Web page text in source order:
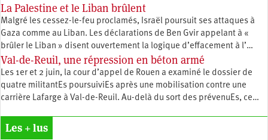
La Palestine et le Liban brûlent
Malgré les cessez-le-feu proclamés, Israël poursuit ses attaques à
Gaza comme au Liban. Les déclarations de Ben Gvir appelant à «
brûler le Liban » disent ouvertement la logique d’effacement à l’…
Val-de-Reuil, une répression en béton armé
Les 1er et 2 juin, la cour d’appel de Rouen a examiné le dossier de
quatre militantEs poursuiviEs après une mobilisation contre une
carrière Lafarge à Val-de-Reuil. Au-delà du sort des prévenuEs, ce…
Les + lus